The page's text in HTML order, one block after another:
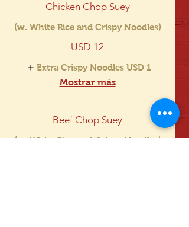
Chicken Chop Suey
(w. White Rice and Crispy Noodles)
USD 12
Extra Crispy Noodles USD 1
Mostrar más
Beef Chop Suey
(w. White Rice and Crispy Noodles)